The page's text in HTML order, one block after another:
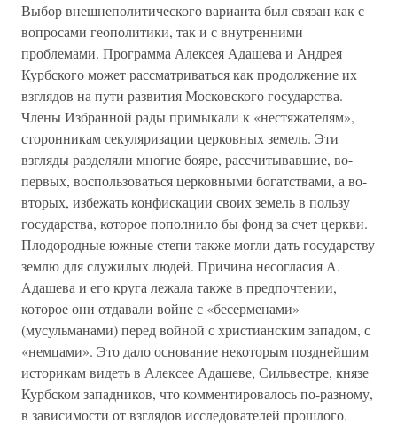
Выбор внешнеполитического варианта был связан как с
вопросами геополитики, так и с внутренними
проблемами. Программа Алексея Адашева и Андрея
Курбского может рассматриваться как продолжение их
взглядов на пути развития Московского государства.
Члены Избранной рады примыкали к «нестяжателям»,
сторонникам секуляризации церковных земель. Эти
взгляды разделяли многие бояре, рассчитывавшие, во-
первых, воспользоваться церковными богатствами, а во-
вторых, избежать конфискации своих земель в пользу
государства, которое пополнило бы фонд за счет церкви.
Плодородные южные степи также могли дать государству
землю для служилых людей. Причина несогласия А.
Адашева и его круга лежала также в предпочтении,
которое они отдавали войне с «бесерменами»
(мусульманами) перед войной с христианским западом, с
«немцами». Это дало основание некоторым позднейшим
историкам видеть в Алексее Адашеве, Сильвестре, князе
Курбском западников, что комментировалось по-разному,
в зависимости от взглядов исследователей прошлого.